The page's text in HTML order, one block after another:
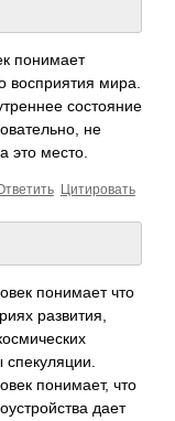
понимает
восприятия мира.
состояние
не
это место.
Цитировать
понимает что
развития,
понимает, что
дает